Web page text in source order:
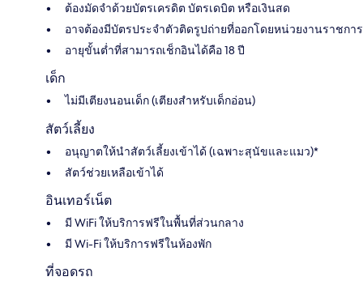
ต้องมัดจำด้วยบัตรเครดิต บัตรเดบิต หรือเงินสด
อาจต้องมีบัตรประจำตัวติดรูปถ่ายที่ออกโดยหน่วยงานราชการ
อายุขั้นต่ำที่สามารถเช็กอินได้คือ 18 ปี
เด็ก
ไม่มีเตียงนอนเด็ก (เตียงสำหรับเด็กอ่อน)
สัตว์เลี้ยง
อนุญาตให้นำสัตว์เลี้ยงเข้าได้ (เฉพาะสุนัขและแมว)*
สัตว์ช่วยเหลือเข้าได้
อินเทอร์เน็ต
มี WiFi ให้บริการฟรีในพื้นที่ส่วนกลาง
มี Wi-Fi ให้บริการฟรีในห้องพัก
ที่จอดรถ